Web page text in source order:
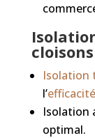
Isolation
l’
Isolation
optimal.